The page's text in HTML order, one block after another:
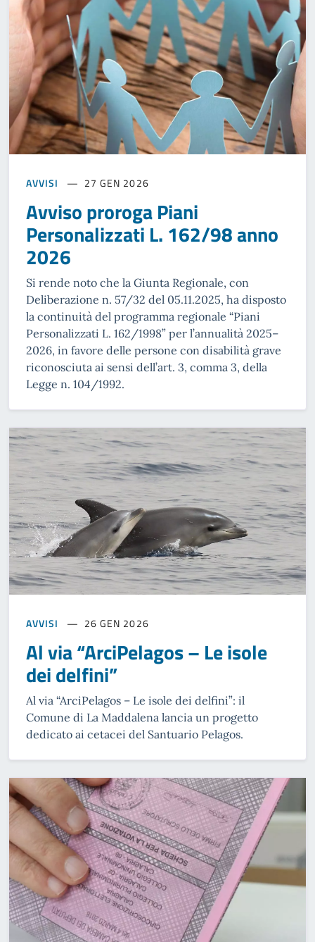
AVVISI 27 GEN 2026
Avviso proroga Piani
Personalizzati L. 162/98 anno
2026
Si rende noto che la Giunta Regionale, con
Deliberazione n. 57/32 del 05.11.2025, ha disposto
la continuità del programma regionale “Piani
Personalizzati L. 162/1998” per l’annualità 2025–
2026, in favore delle persone con disabilità grave
riconosciuta ai sensi dell’art. 3, comma 3, della
Legge n. 104/1992.
AVVISI 26 GEN 2026
Al via “ArciPelagos – Le isole
dei delfini”
Al via “ArciPelagos – Le isole dei delfini”: il
Comune di La Maddalena lancia un progetto
dedicato ai cetacei del Santuario Pelagos.